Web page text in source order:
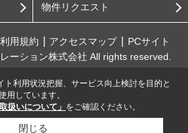
物件リクエスト
利用規約 アクセスマップ
PCサイト
ーション株式会社 All rights reserved.
ト利用状況把握、サービス向上検討を目的と
用しています。
扱いについて」 をご確認ください。
閉じる